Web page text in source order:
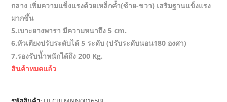
กลาง เพิ่มความแข็งแรงด้วยเหล็กค้ำ(ซ้าย-ขวา) เสริมฐานแข็งแรง
มากขึ้น
5.เบาะยางพารา มีความหนาถึง 5 cm.
6.หัวเตียงปรับระดับได้ 5 ระดับ (ปรับระดับนอน180 องศา)
7.รองรับน้ำหนักได้ถึง 200 Kg.
สินค้าหมดแล้ว